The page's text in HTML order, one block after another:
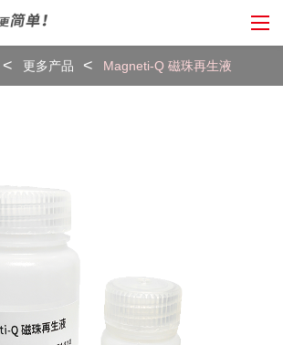
更多产品 Magneti-Q 磁珠再生液